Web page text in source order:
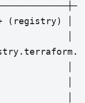
(registry) │
│